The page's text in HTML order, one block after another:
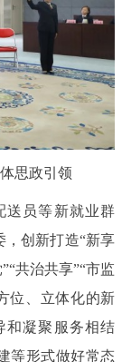
思政引领
员等新就业群
创新打造“新享
共治共享”“市监
位、立体化的新
和凝聚服务相结
等形式做好常态